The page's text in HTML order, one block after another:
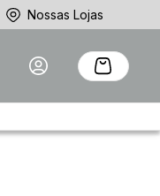
Nossas Lojas